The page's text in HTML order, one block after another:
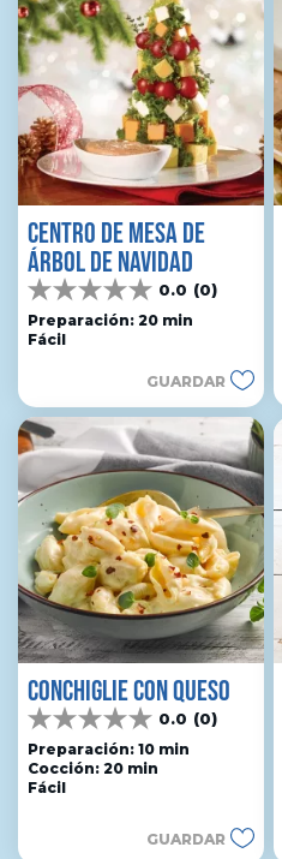
CENTRO DE MESA DE
ÁRBOL DE NAVIDAD
0.0 (0)
0.0
de
5
Preparación: 20 min
Fácil
GUARDAR
CONCHIGLIE CON QUESO
0.0 (0)
0.0
de
5
estrellas.
Preparación: 10 min
Cocción: 20 min
Fácil
GUARDAR